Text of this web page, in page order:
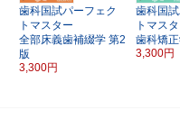
歯科国試パーフェク
トマスター
全部床義歯補綴学 第2
版
3,300円
歯科国
トマス
歯科矯
3,300円